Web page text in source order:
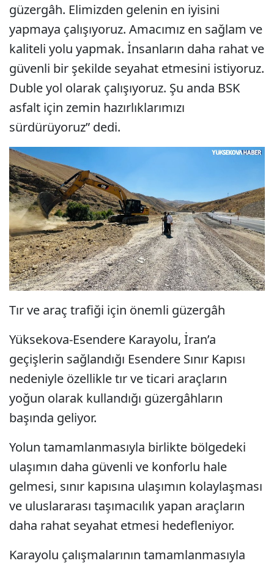
güzergâh. Elimizden gelenin en iyisini
yapmaya çalışıyoruz. Amacımız en sağlam ve
kaliteli yolu yapmak. İnsanların daha rahat ve
güvenli bir şekilde seyahat etmesini istiyoruz.
Duble yol olarak çalışıyoruz. Şu anda BSK
asfalt için zemin hazırlıklarımızı
sürdürüyoruz” dedi.
Tır ve araç trafiği için önemli güzergâh
Yüksekova-Esendere Karayolu, İran’a
geçişlerin sağlandığı Esendere Sınır Kapısı
nedeniyle özellikle tır ve ticari araçların
yoğun olarak kullandığı güzergâhların
başında geliyor.
Yolun tamamlanmasıyla birlikte bölgedeki
ulaşımın daha güvenli ve konforlu hale
gelmesi, sınır kapısına ulaşımın kolaylaşması
ve uluslararası taşımacılık yapan araçların
daha rahat seyahat etmesi hedefleniyor.
Karayolu çalışmalarının tamamlanmasıyla